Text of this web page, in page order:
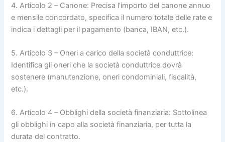
4. Articolo 2 – Canone: Precisa l’importo del canone annuo
e mensile concordato, specifica il numero totale delle rate e
indica i dettagli per il pagamento (banca, IBAN, etc.).
5. Articolo 3 – Oneri a carico della società conduttrice:
Identifica gli oneri che la società conduttrice dovrà
sostenere (manutenzione, oneri condominiali, fiscalità,
etc.).
6. Articolo 4 – Obblighi della società finanziaria: Sottolinea
gli obblighi in capo alla società finanziaria, per tutta la
durata del contratto.